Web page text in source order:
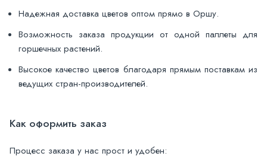
Надежная доставка цветов оптом прямо в Оршу.
Возможность заказа продукции от одной паллеты для
горшечных растений.
Высокое качество цветов благодаря прямым поставкам из
ведущих стран-производителей.
Как оформить заказ
Процесс заказа у нас прост и удобен: